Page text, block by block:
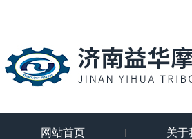
网站首页 关于